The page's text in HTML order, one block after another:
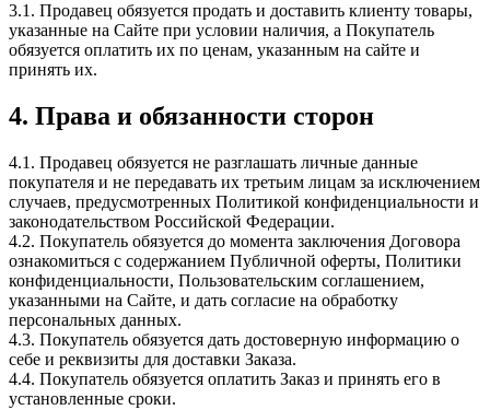
3.1. Продавец обязуется продать и доставить клиенту товары,
указанные на Сайте при условии наличия, а Покупатель
обязуется оплатить их по ценам, указанным на сайте и
принять их.
4. Права и обязанности сторон
4.1. Продавец обязуется не разглашать личные данные
покупателя и не передавать их третьим лицам за исключением
случаев, предусмотренных Политикой конфиденциальности и
законодательством Российской Федерации.
4.2. Покупатель обязуется до момента заключения Договора
ознакомиться с содержанием Публичной оферты, Политики
конфиденциальности, Пользовательским соглашением,
указанными на Сайте, и дать согласие на обработку
персональных данных.
4.3. Покупатель обязуется дать достоверную информацию о
себе и реквизиты для доставки Заказа.
4.4. Покупатель обязуется оплатить Заказ и принять его в
установленные сроки.